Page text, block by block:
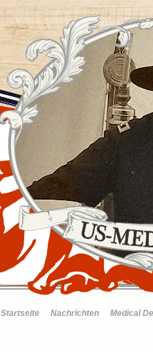
Startseite Nachrichten Medical